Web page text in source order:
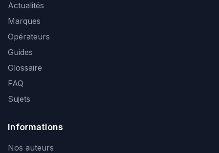
Actualités
Marques
Opérateurs
Guides
Glossaire
FAQ
Sujets
Informations
Nos auteurs